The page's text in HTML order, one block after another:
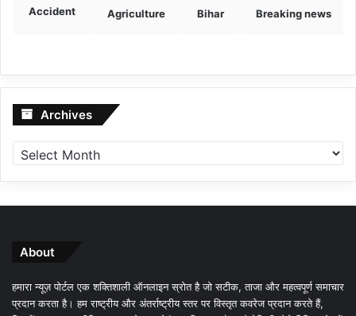
Accident Agriculture Bihar Breaking news
Archives Archives
About
हमारा न्यूज़ पोर्टल एक शक्तिशाली ऑनलाइन स्रोत है जो सटीक, ताजा और महत्वपूर्ण समाचार
प्रदान करता है। हम राष्ट्रीय और अंतर्राष्ट्रीय स्तर पर विस्तृत कवरेज प्रदान करते हैं,